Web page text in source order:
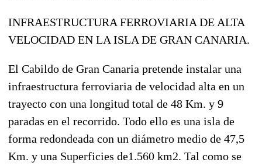
INFRAESTRUCTURA FERROVIARIA DE ALTA
VELOCIDAD EN LA ISLA DE GRAN CANARIA.
El Cabildo de Gran Canaria pretende instalar una
infraestructura ferroviaria de velocidad alta en un
trayecto con una longitud total de 48 Km. y 9
paradas en el recorrido. Todo ello es una isla de
forma redondeada con un diámetro medio de 47,5
Km. y una Superficies de1.560 km2. Tal como se